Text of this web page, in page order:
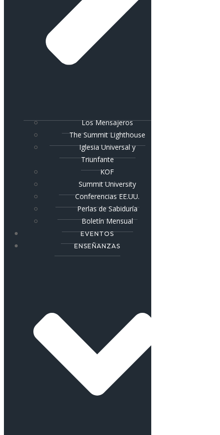
Los Mensajeros
The Summit Lighthouse
Iglesia Universal y
Triunfante
KOF
Summit University
Conferencias EE.UU.
Perlas de Sabiduría
Boletín Mensual
EVENTOS
ENSEÑANZAS